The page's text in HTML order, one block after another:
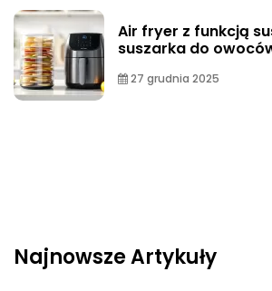
Air fryer z funkcją
suszarka do
27 grudnia 2025
Najnowsze Artykuły